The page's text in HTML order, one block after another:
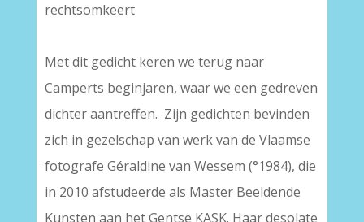
rechtsomkeert
Met dit gedicht keren we terug naar
Camperts beginjaren, waar we een gedreven
dichter aantreffen. Zijn gedichten bevinden
zich in gezelschap van werk van de Vlaamse
fotografe Géraldine van Wessem (°1984), die
in 2010 afstudeerde als Master Beeldende
Kunsten aan het Gentse KASK. Haar desolate